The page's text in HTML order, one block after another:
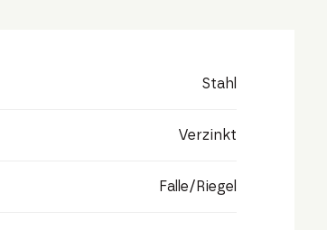
Stahl
Verzinkt
Falle/Riegel